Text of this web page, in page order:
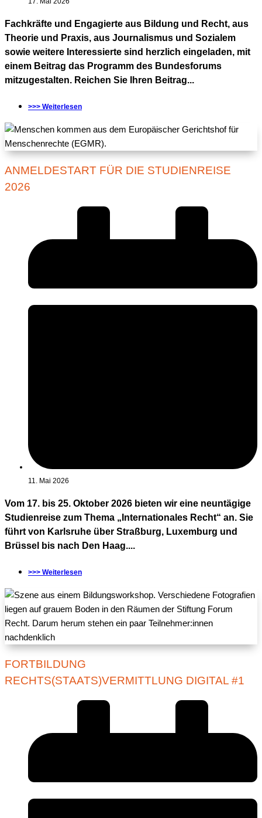
Fachkräfte und Engagierte aus Bildung und Recht, aus
Theorie und Praxis, aus Journalismus und Sozialem
sowie weitere Interessierte sind herzlich eingeladen, mit
einem Beitrag das Programm des Bundesforums
mitzugestalten. Reichen Sie Ihren Beitrag...
>>> Weiterlesen
ANMELDESTART FÜR DIE STUDIENREISE
2026
11. Mai 2026
Vom 17. bis 25. Oktober 2026 bieten wir eine neuntägige
Studienreise zum Thema „Internationales Recht“ an. Sie
führt von Karlsruhe über Straßburg, Luxemburg und
Brüssel bis nach Den Haag....
>>> Weiterlesen
FORTBILDUNG
RECHTS(STAATS)VERMITTLUNG DIGITAL #1